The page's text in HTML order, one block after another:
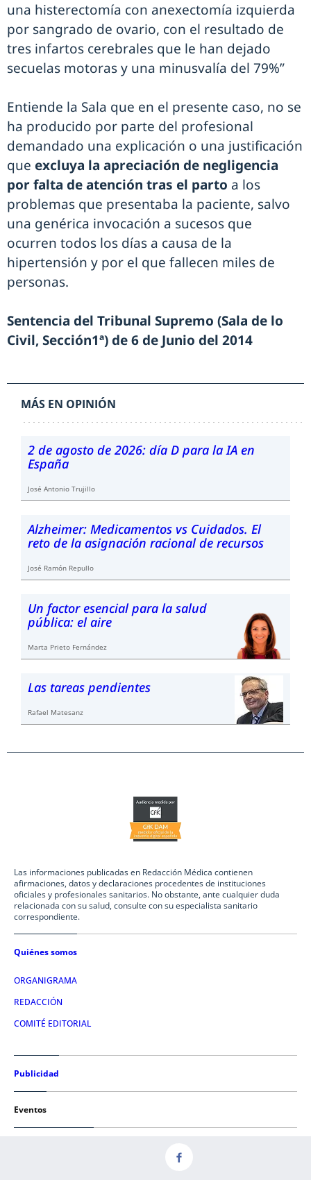
una histerectomía con anexectomía izquierda
por sangrado de ovario, con el resultado de
tres infartos cerebrales que le han dejado
secuelas motoras y una minusvalía del 79%”
Entiende la Sala que en el presente caso, no se
ha producido por parte del profesional
demandado una explicación o una justificación
que excluya la apreciación de negligencia
por falta de atención tras el parto a los
problemas que presentaba la paciente, salvo
una genérica invocación a sucesos que
ocurren todos los días a causa de la
hipertensión y por el que fallecen miles de
personas.
Sentencia del Tribunal Supremo (Sala de lo
Civil, Sección1ª) de 6 de Junio del 2014
MÁS EN OPINIÓN
2 de agosto de 2026: día D para la IA en
España
José Antonio Trujillo
Alzheimer: Medicamentos vs Cuidados. El
reto de la asignación racional de recursos
José Ramón Repullo
Un factor esencial para la salud
pública: el aire
Marta Prieto Fernández
Las tareas pendientes
Rafael Matesanz
Las informaciones publicadas en Redacción Médica contienen
afirmaciones, datos y declaraciones procedentes de instituciones
oficiales y profesionales sanitarios. No obstante, ante cualquier duda
relacionada con su salud, consulte con su especialista sanitario
correspondiente.
Quiénes somos
ORGANIGRAMA
REDACCIÓN
COMITÉ EDITORIAL
Publicidad
Eventos